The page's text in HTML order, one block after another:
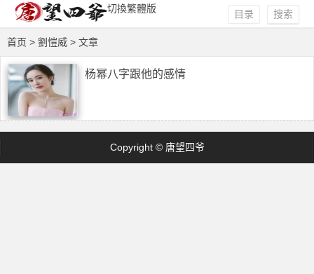
切換繁體版 搜索
目录
首页 > 劉愷威 > 文章
杨幂八字跟他的感情
Copyright © 唐望四爷